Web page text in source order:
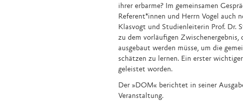
ihrer erbarme? Im gemeinsamen
Referent*innen und Herrn Vogel auch
Klasvogt und Studienleiterin Prof. Dr.
zu dem vorläufigen Zwischenergebnis,
ausgebaut werden müsse, um die
schätzen zu lernen. Ein erster
geleistet worden.
Der »DOM« berichtet in seiner
Veranstaltung.